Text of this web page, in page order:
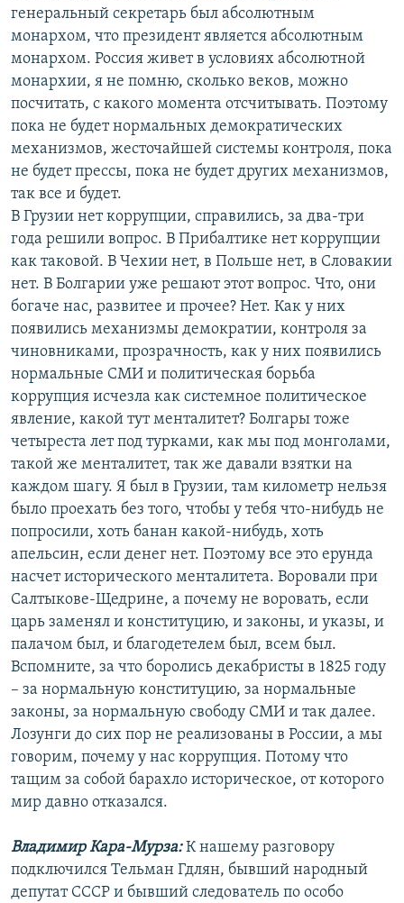
генеральный секретарь был абсолютным
монархом, что президент является абсолютным
монархом. Россия живет в условиях абсолютной
монархии, я не помню, сколько веков, можно
посчитать, с какого момента отсчитывать. Поэтому
пока не будет нормальных демократических
механизмов, жесточайшей системы контроля, пока
не будет прессы, пока не будет других механизмов,
так все и будет.
В Грузии нет коррупции, справились, за два-три
года решили вопрос. В Прибалтике нет коррупции
как таковой. В Чехии нет, в Польше нет, в Словакии
нет. В Болгарии уже решают этот вопрос. Что, они
богаче нас, развитее и прочее? Нет. Как у них
появились механизмы демократии, контроля за
чиновниками, прозрачность, как у них появились
нормальные СМИ и политическая борьба
коррупция исчезла как системное политическое
явление, какой тут менталитет? Болгары тоже
четыреста лет под турками, как мы под монголами,
такой же менталитет, так же давали взятки на
каждом шагу. Я был в Грузии, там километр нельзя
было проехать без того, чтобы у тебя что-нибудь не
попросили, хоть банан какой-нибудь, хоть
апельсин, если денег нет. Поэтому все это ерунда
насчет исторического менталитета. Воровали при
Салтыкове-Щедрине, а почему не воровать, если
царь заменял и конституцию, и законы, и указы, и
палачом был, и благодетелем был, всем был.
Вспомните, за что боролись декабристы в 1825 году
– за нормальную конституцию, за нормальные
законы, за нормальную свободу СМИ и так далее.
Лозунги до сих пор не реализованы в России, а мы
говорим, почему у нас коррупция. Потому что
тащим за собой барахло историческое, от которого
мир давно отказался.
Владимир Кара-Мурза:К нашему разговору
подключился Тельман Гдлян, бывший народный
депутат СССР и бывший следователь по особо